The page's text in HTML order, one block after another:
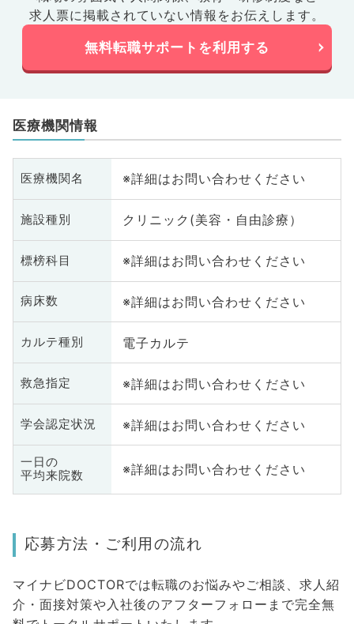
求人票に掲載されていない情報をお伝えします。
無料転職サポートを利用する
医療機関情報
医療機関名 ※詳細はお問い合わせください
施設種別 クリニック(美容・自由診療）
標榜科目 ※詳細はお問い合わせください
病床数 ※詳細はお問い合わせください
カルテ種別 電子カルテ
救急指定 ※詳細はお問い合わせください
学会認定状況 ※詳細はお問い合わせください
一日の
平均来院数
※詳細はお問い合わせください
応募方法・ご利用の流れ
マイナビDOCTORでは転職のお悩みやご相談、求人紹
介・面接対策や入社後のアフターフォローまで完全無